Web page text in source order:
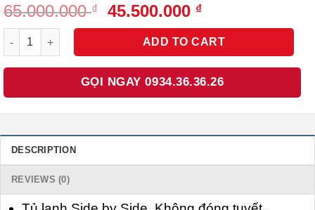
65.000.000₫
Original
price
was:
65.000.000 ₫.
45.500.000 ₫Current
price
is:
45.500.000 ₫.
Tủ Lạnh Teka RFD 77820 GBK 113430004 quantity
ADD TO CART
GỌI NGAY 0934.36.36.26
DESCRIPTION
REVIEWS (0)